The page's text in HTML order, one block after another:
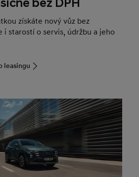
bez DPH
získáte nový vůz bez
i starostí o servis, údržbu a jeho
leasingu